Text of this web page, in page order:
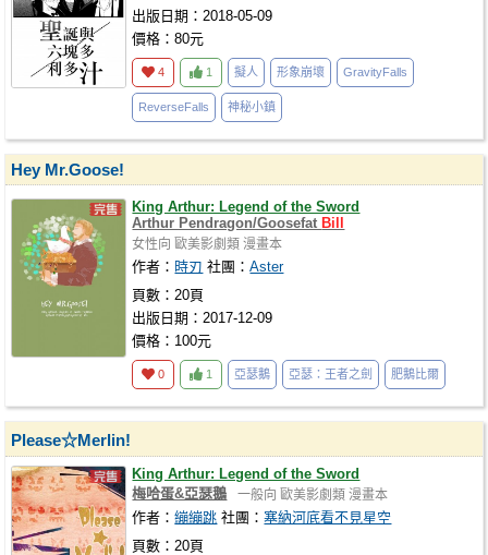
出版日期：2018-05-09
價格：80元
4 1 擬人 形象崩壞 GravityFalls
ReverseFalls 神秘小鎮
Hey Mr.Goose!
King Arthur: Legend of the Sword
Arthur Pendragon/Goosefat Bill
女性向 歐美影劇類 漫畫本
作者： 時刃 社團：Aster
頁數：20頁
出版日期：2017-12-09
價格：100元
0 1 亞瑟鵝 亞瑟：王者之劍 肥鵝比爾
Please☆Merlin!
King Arthur: Legend of the Sword
梅哈蛋&亞瑟鵝
一般向 歐美影劇類 漫畫本
作者：繃繃跳 社團：塞納河底看不見星空
頁數：20頁